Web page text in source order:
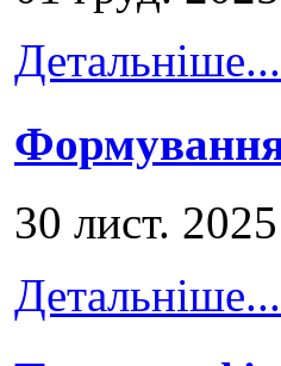
Детальніше...
30 лист.
Детальніше...